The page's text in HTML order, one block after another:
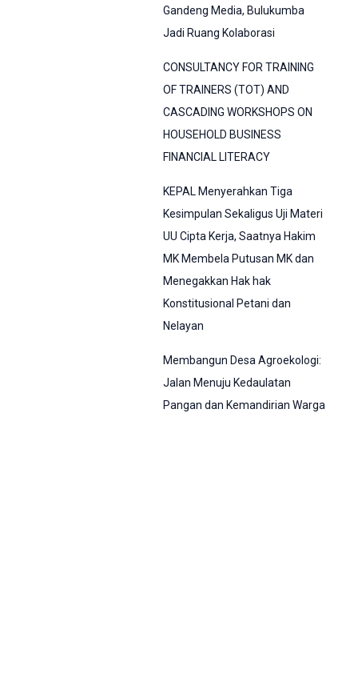
Gandeng Media, Bulukumba
Jadi Ruang Kolaborasi
CONSULTANCY FOR TRAINING
OF TRAINERS (TOT) AND
CASCADING WORKSHOPS ON
HOUSEHOLD BUSINESS
FINANCIAL LITERACY
KEPAL Menyerahkan Tiga
Kesimpulan Sekaligus Uji Materi
UU Cipta Kerja, Saatnya Hakim
MK Membela Putusan MK dan
Menegakkan Hak hak
Konstitusional Petani dan
Nelayan
Membangun Desa Agroekologi:
Jalan Menuju Kedaulatan
Pangan dan Kemandirian Warga